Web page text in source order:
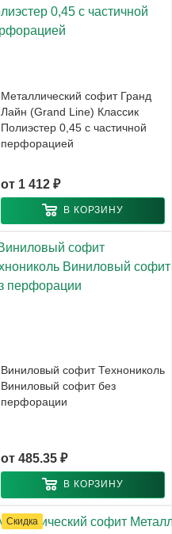
Металлический софит Гранд
Лайн (Grand Line) Классик
Полиэстер 0,45 с частичной
перфорацией
от 1 412 ₽
В КОРЗИНУ
Виниловый софит Технониколь
Виниловый софит без
перфорации
от 485.35 ₽
В КОРЗИНУ
Скидка